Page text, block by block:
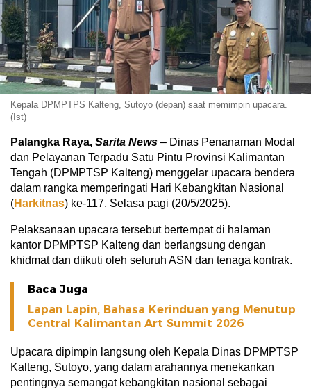
Kepala DPMPTPS Kalteng, Sutoyo (depan) saat memimpin upacara.
(Ist)
Palangka Raya, Sarita News – Dinas Penanaman Modal
dan Pelayanan Terpadu Satu Pintu Provinsi Kalimantan
Tengah (DPMPTSP Kalteng) menggelar upacara bendera
dalam rangka memperingati Hari Kebangkitan Nasional
(Harkitnas) ke-117, Selasa pagi (20/5/2025).
Pelaksanaan upacara tersebut bertempat di halaman
kantor DPMPTSP Kalteng dan berlangsung dengan
khidmat dan diikuti oleh seluruh ASN dan tenaga kontrak.
Baca Juga
Lapan Lapin, Bahasa Kerinduan yang Menutup
Central Kalimantan Art Summit 2026
Upacara dipimpin langsung oleh Kepala Dinas DPMPTSP
Kalteng, Sutoyo, yang dalam arahannya menekankan
pentingnya semangat kebangkitan nasional sebagai